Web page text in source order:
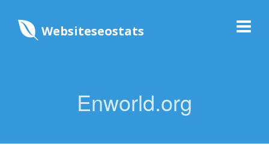
Websiteseostats
Enworld.org